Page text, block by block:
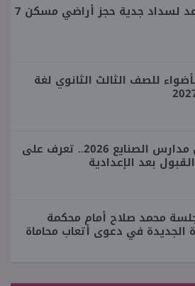
آخر موعد لسداد جدية حجز أراضي مسكن 7
للصف الثالث الثانوي لغة
تنسيق مدارس الصنايع 2026.. تعرف على
بعد الإعدادية
محمد صلاح أمام محكمة
الجديدة في دعوى أتعاب محاماة